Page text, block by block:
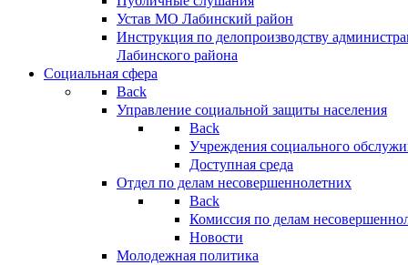
Устав МО Лабинский район
Инструкция по делопроизводству
Лабинского района
Социальная сфера
Back
Управление социальной защиты населения
Back
Учреждения социального
Доступная среда
Отдел по делам несовершеннолетних
Back
Комиссия по делам
Новости
Молодежная политика